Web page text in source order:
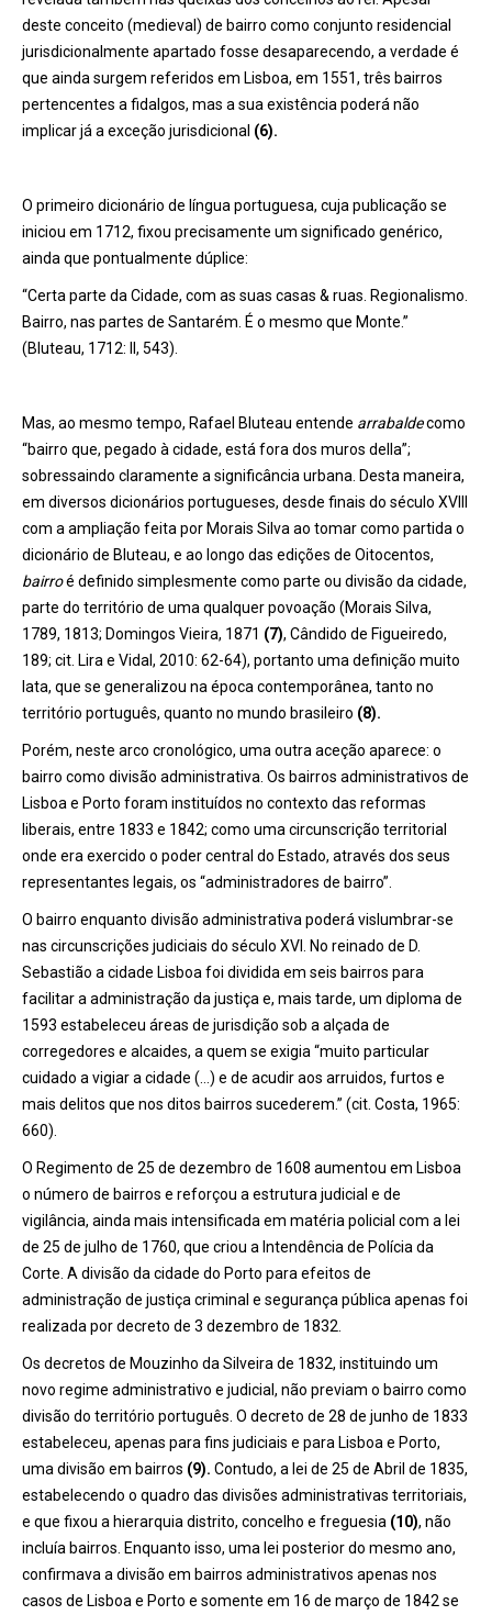
deste conceito (medieval) de bairro como conjunto residencial
jurisdicionalmente apartado fosse desaparecendo, a verdade é
que ainda surgem referidos em Lisboa, em 1551, três bairros
pertencentes a fidalgos, mas a sua existência poderá não
implicar já a exceção jurisdicional (6).
O primeiro dicionário de língua portuguesa, cuja publicação se
iniciou em 1712, fixou precisamente um significado genérico,
ainda que pontualmente dúplice:
“Certa parte da Cidade, com as suas casas & ruas. Regionalismo.
Bairro, nas partes de Santarém. É o mesmo que Monte.”
(Bluteau, 1712: II, 543).
Mas, ao mesmo tempo, Rafael Bluteau entende arrabaldecomo
“bairro que, pegado à cidade, está fora dos muros della”;
sobressaindo claramente a significância urbana. Desta maneira,
em diversos dicionários portugueses, desde finais do século XVIII
com a ampliação feita por Morais Silva ao tomar como partida o
dicionário de Bluteau, e ao longo das edições de Oitocentos,
bairroé definido simplesmente como parte ou divisão da cidade,
parte do território de uma qualquer povoação (Morais Silva,
1789, 1813; Domingos Vieira, 1871 (7), Cândido de Figueiredo,
189; cit. Lira e Vidal, 2010: 62-64), portanto uma definição muito
lata, que se generalizou na época contemporânea, tanto no
território português, quanto no mundo brasileiro (8).
Porém, neste arco cronológico, uma outra aceção aparece: o
bairro como divisão administrativa. Os bairros administrativos de
Lisboa e Porto foram instituídos no contexto das reformas
liberais, entre 1833 e 1842; como uma circunscrição territorial
onde era exercido o poder central do Estado, através dos seus
representantes legais, os “administradores de bairro”.
O bairro enquanto divisão administrativa poderá vislumbrar-se
nas circunscrições judiciais do século XVI. No reinado de D.
Sebastião a cidade Lisboa foi dividida em seis bairros para
facilitar a administração da justiça e, mais tarde, um diploma de
1593 estabeleceu áreas de jurisdição sob a alçada de
corregedores e alcaides, a quem se exigia “muito particular
cuidado a vigiar a cidade (…) e de acudir aos arruidos, furtos e
mais delitos que nos ditos bairros sucederem.” (cit. Costa, 1965:
660).
O Regimento de 25 de dezembro de 1608 aumentou em Lisboa
o número de bairros e reforçou a estrutura judicial e de
vigilância, ainda mais intensificada em matéria policial com a lei
de 25 de julho de 1760, que criou a Intendência de Polícia da
Corte. A divisão da cidade do Porto para efeitos de
administração de justiça criminal e segurança pública apenas foi
realizada por decreto de 3 dezembro de 1832.
Os decretos de Mouzinho da Silveira de 1832, instituindo um
novo regime administrativo e judicial, não previam o bairro como
divisão do território português. O decreto de 28 de junho de 1833
estabeleceu, apenas para fins judiciais e para Lisboa e Porto,
uma divisão em bairros (9). Contudo, a lei de 25 de Abril de 1835,
estabelecendo o quadro das divisões administrativas territoriais,
e que fixou a hierarquia distrito, concelho e freguesia (10), não
incluía bairros. Enquanto isso, uma lei posterior do mesmo ano,
confirmava a divisão em bairros administrativos apenas nos
casos de Lisboa e Porto e somente em 16 de março de 1842 se